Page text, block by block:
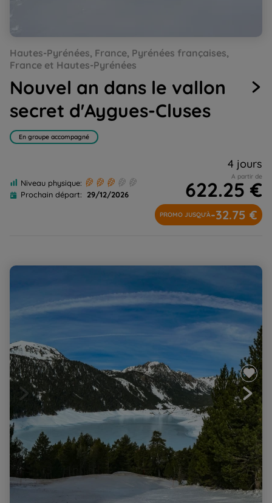
to
slide
1
to
slide
2
to
slide
3
to
slide
4
to
slide
5
to
slide
6
to
slide
7
Hautes-Pyrénées, France, Pyrénées françaises,
France et Hautes-Pyrénées
Nouvel an dans le vallon
secret d'Aygues-Cluses
En groupe accompagné
Niveau physique:
Prochain départ:
29/12/2026
4 jours
A partir de
622.25 €
PROMO JUSQU'À-32.75 €
Nouvel An au cœur du massif de Néouvielle